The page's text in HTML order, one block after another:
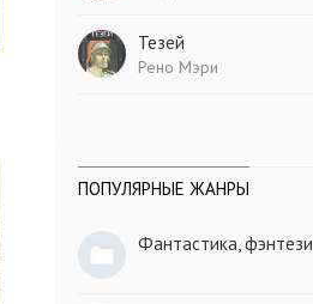
Тезей
Рено Мэри
ПОПУЛЯРНЫЕ ЖАНРЫ
Фантастика, фэнтези